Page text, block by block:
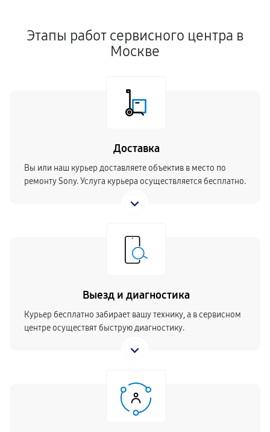
Этапы работ сервисного центра в
Москве
Доставка
Вы или наш курьер доставляете объектив в место по
ремонту Sony. Услуга курьера осуществляется бесплатно.
Выезд и диагностика
Курьер бесплатно забирает вашу технику, а в сервисном
центре осуществят быструю диагностику.